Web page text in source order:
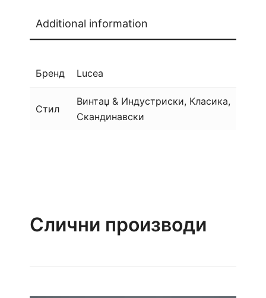
Additional information
Бренд Lucea
Стил
Винтаџ & Индустриски, Класика,
Скандинавски
Слични производи